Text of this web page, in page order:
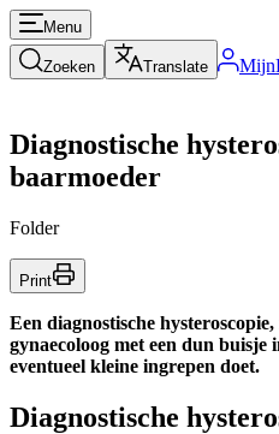
Menu
Zoeken Translate
Diagnostische
baarmoeder
Folder
Print
Een diagnostische
gynaecoloog met een dun
eventueel kleine ingrepen doet.
Diagnostische